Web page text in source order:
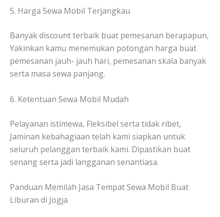
5. Harga Sewa Mobil Terjangkau
Banyak discount terbaik buat pemesanan berapapun,
Yakinkan kamu menemukan potongan harga buat
pemesanan jauh- jauh hari, pemesanan skala banyak
serta masa sewa panjang.
6. Ketentuan Sewa Mobil Mudah
Pelayanan istimewa, Fleksibel serta tidak ribet,
Jaminan kebahagiaan telah kami siapkan untuk
seluruh pelanggan terbaik kami. Dipastikan buat
senang serta jadi langganan senantiasa.
Panduan Memilah Jasa Tempat Sewa Mobil Buat
Liburan di Jogja